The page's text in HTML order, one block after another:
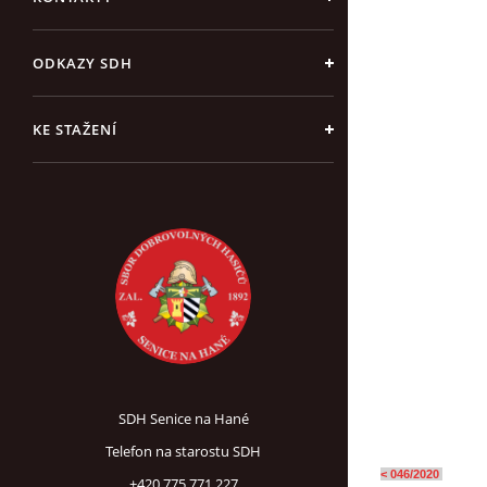
ODKAZY SDH
KE STAŽENÍ
SDH Senice na Hané
Telefon na starostu SDH
< 046/2020